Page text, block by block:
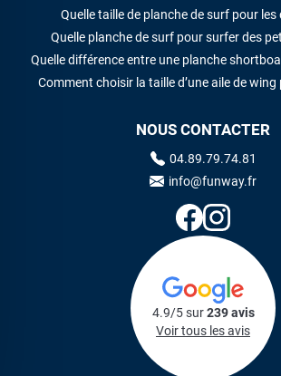
Quelle taille de planche de surf pour
Quelle planche de surf pour surfer des
Quelle différence entre une planche
Comment choisir la taille d’une aile de
NOUS CONTACTER
04.89.79.74.81
info@funway.fr
4.9/5 sur239 avis
Voir tous les avis